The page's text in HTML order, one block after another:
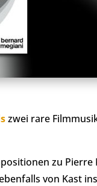
zwei rare
zu Pierre
von Kast